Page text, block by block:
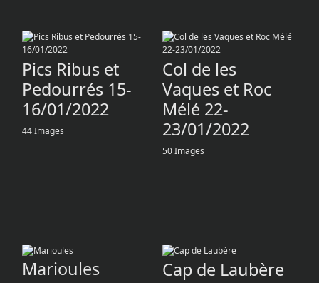
Pics Ribus et
Pedourrés 15-
16/01/2022
44 Images
Col de les
Vaques et Roc
Mélé 22-
23/01/2022
50 Images
Marioules Cap de Laubère